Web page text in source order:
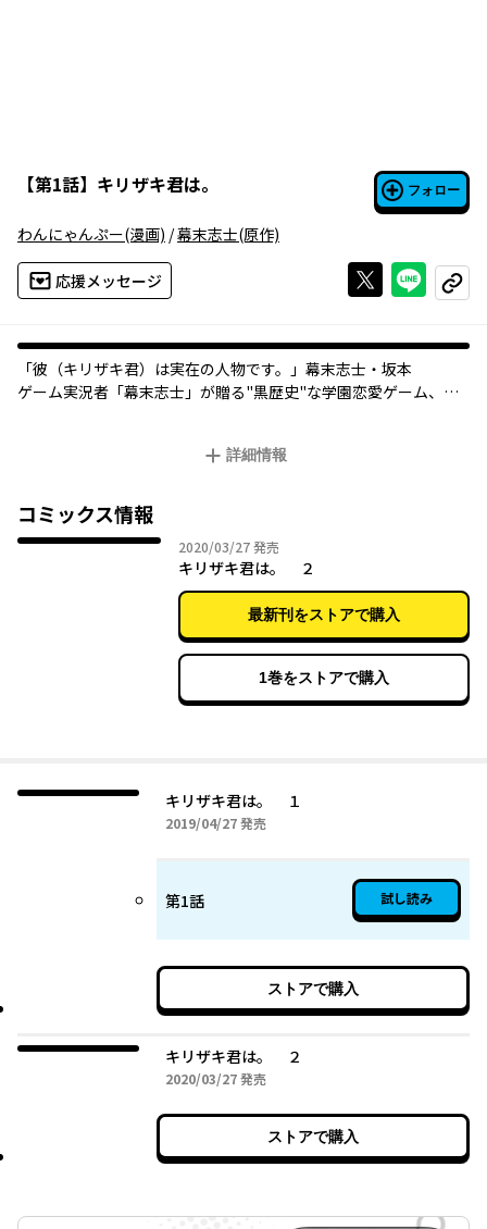
【第1話】 キリザキ君は。 フォロー
わんにゃんぷー(漫画) /幕末志士(原作)
応援メッセージ Xで投稿する
ライン
コピー
「彼（キリザキ君）は実在の人物です。」幕末志士・坂本
ゲーム実況者「幕末志士」が贈る"黒歴史"な学園恋愛ゲーム、満
詳細情報
コミックス情報
2020/03/272020年03月27日
発売
キリザキ君は。 ２
最新刊をストアで購入
1巻をストアで購入
キリザキ君は。 １
2019/04/272019年04月27日
発売
第1話 試し読み
ストアで購入
キリザキ君は。 ２
2020/03/272020年03月27日
発売
ストアで購入